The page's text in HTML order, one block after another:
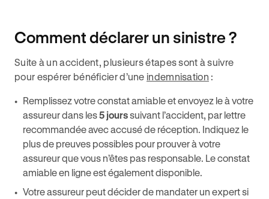
Comment déclarer un sinistre ?
Suite à un accident, plusieurs étapes sont à suivre
pour espérer bénéficier d’une indemnisation :
Remplissez votre constat amiable et envoyez le à votre
assureur dans les5 jourssuivant l’accident, par lettre
recommandée avec accusé de réception. Indiquez le
plus de preuves possibles pour prouver à votre
assureur que vous n’êtes pas responsable. Le constat
amiable en ligne est également disponible.
Votre assureur peut décider de mandater un expert si